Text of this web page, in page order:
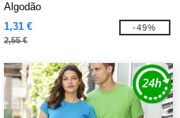
Algodão
1,31 €
2,55 €
-49%